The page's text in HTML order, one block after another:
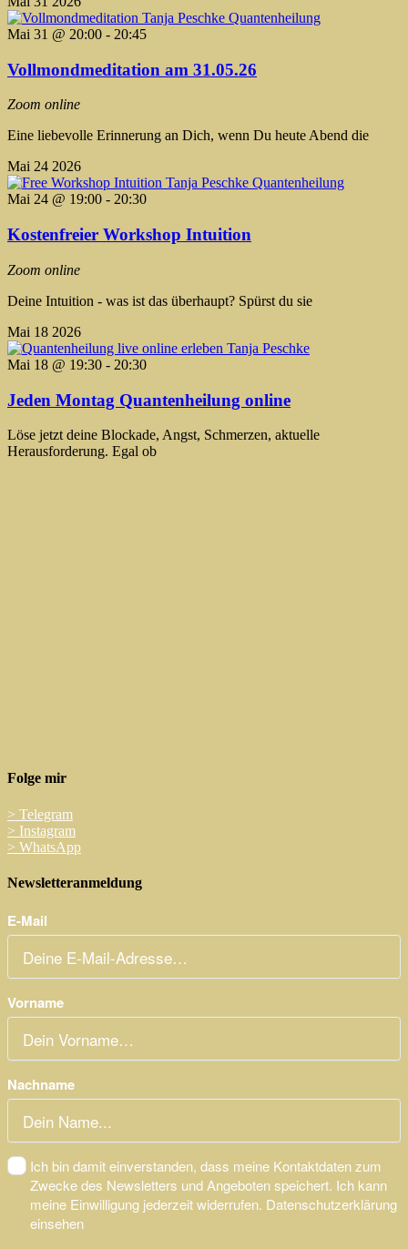
Mai 31 @ 20:00 - 20:45
Vollmondmeditation am 31.05.26
Zoom online
Eine liebevolle Erinnerung an Dich, wenn Du heute Abend die
Mai 24 2026
Mai 24 @ 19:00 - 20:30
Kostenfreier Workshop Intuition
Zoom online
Deine Intuition - was ist das überhaupt? Spürst du sie
Mai 18 2026
Mai 18 @ 19:30 - 20:30
Jeden Montag Quantenheilung online
Löse jetzt deine Blockade, Angst, Schmerzen, aktuelle
Herausforderung. Egal ob
Folge mir
> Telegram
> Instagram
> WhatsApp
Newsletteranmeldung